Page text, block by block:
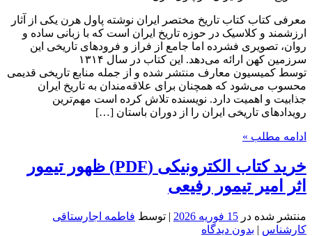
معرفی کتاب کتاب تاریخ مختصر ایران نوشته پاول هرن یکی از آثار
ارزشمند و کلاسیک در حوزه تاریخ ایران است که با زبانی ساده و
روان، تصویری فشرده اما جامع از فراز و فرودهای تاریخی این
سرزمین کهن ارائه می‌دهد. این کتاب در سال ۱۳۱۴
توسط کمیسیون معارف منتشر شده و از جمله منابع تاریخی قدیمی
محسوب می‌شود که همچنان برای علاقه‌مندان به تاریخ ایران
جذابیت و اهمیت دارد. نویسنده تلاش کرده است مهم‌ترین
رویدادهای تاریخی ایران را از دوران باستان […]
ادامه مطلب »
خرید کتاب الکترونیکی (PDF) ظهور تیمور
اثر امیر تیمور رفیعی
منتشر شده در 15 فوریه 2026 | توسط فاطمه اجارستاقی
کارشناس | بدون دیدگاه